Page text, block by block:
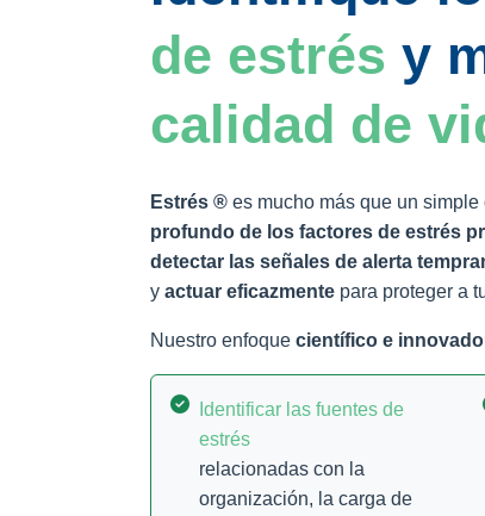
de estrés y
calidad de
Estrés ® es mucho más que un
profundo de los factores de estrés
detectar las señales de alerta
y actuar eficazmente para proteger a
Nuestro enfoque científico e
Identificar las fuentes de
estrés
relacionadas con la
organización, la carga de